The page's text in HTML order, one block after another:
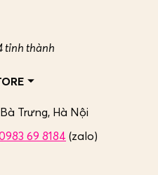
tỉnh thành
Trưng, Hà Nội
69 8184 (zalo)